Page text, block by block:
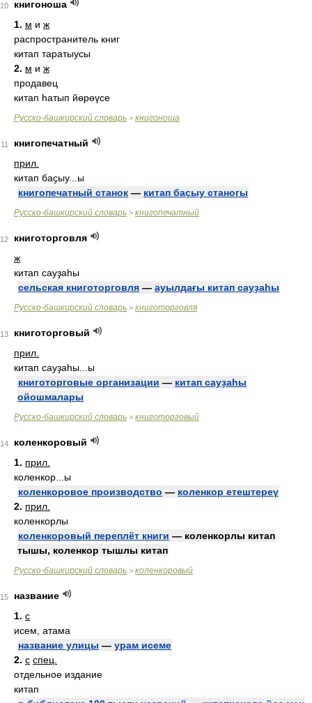
10
книгоноша
1. м и ж
распространитель книг
китап таратыусы
2. м и ж
продавец
китап һатып йөрөүсе
Русско-башкирский словарь > книгоноша
11
книгопечатный
прил.
китап баҫыу...ы
книгопечатный станок — китап баҫыу станогы
Русско-башкирский словарь > книгопечатный
12
книготорговля
ж
китап сауҙаһы
сельская книготорговля — ауылдағы китап сауҙаһы
Русско-башкирский словарь > книготорговля
13
книготорговый
прил.
китап сауҙаһы...ы
книготорговые организации — китап сауҙаһы
ойошмалары
Русско-башкирский словарь > книготорговый
14
коленкоровый
1. прил.
коленкор...ы
коленкоровое производство — коленкор етештереү
2. прил.
коленкорлы
коленкоровый переплёт книги — коленкорлы китап
тышы, коленкор тышлы китап
Русско-башкирский словарь > коленкоровый
15
название
1. с
исем, атама
название улицы — урам исеме
2. с спец.
отдельное издание
китап